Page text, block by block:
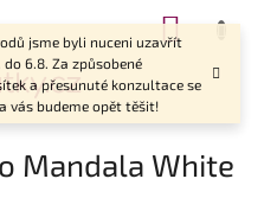
jsme byli nuceni uzavřít
6.8. Za způsobené
a přesunuté konzultace se
vás budeme opět těšit!
Mandala White